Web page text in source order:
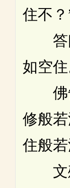
住不？
答曰
如空住
佛告
修般
住般
文殊